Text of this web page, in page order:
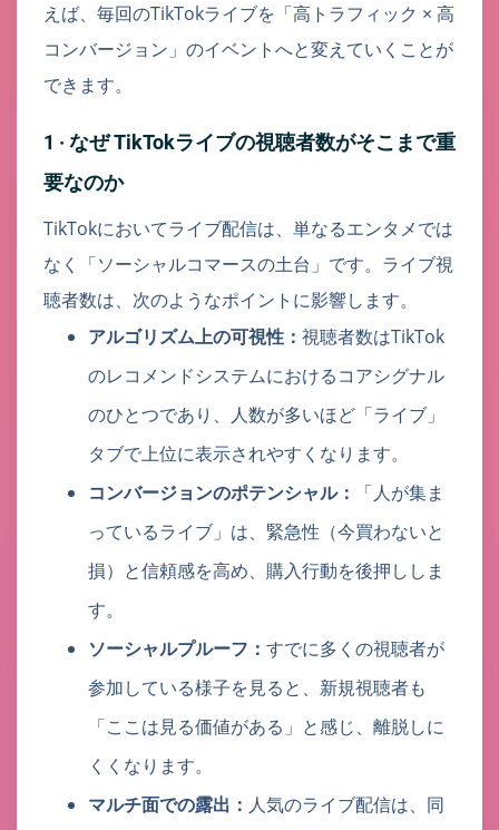
えば、毎回のTikTokライブを「高トラフィック × 高
コンバージョン」のイベントへと変えていくことが
できます。
1 · なぜ TikTokライブの視聴者数がそこまで重
要なのか
TikTokにおいてライブ配信は、単なるエンタメでは
なく「ソーシャルコマースの土台」です。ライブ視
聴者数は、次のようなポイントに影響します。
アルゴリズム上の可視性： 視聴者数はTikTok
のレコメンドシステムにおけるコアシグナル
のひとつであり、人数が多いほど「ライブ」
タブで上位に表示されやすくなります。
コンバージョンのポテンシャル：
「人が集ま
っているライブ」は、緊急性（今買わないと
損）と信頼感を高め、購入行動を後押ししま
す。
ソーシャルプルーフ： すでに多くの視聴者が
参加している様子を見ると、新規視聴者も
「ここは見る価値がある」と感じ、離脱しに
くくなります。
マルチ面での露出： 人気のライブ配信は、同